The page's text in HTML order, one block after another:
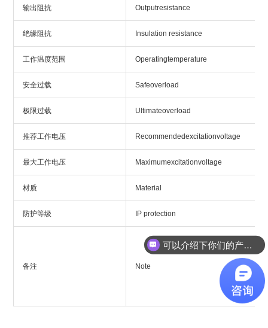
输出阻抗 Outputresistance
绝缘阻抗 Insulation resistance
工作温度范围 Operatingtemperature
安全过载 Safeoverload
极限过载 Ultimateoverload
推荐工作电压 Recommendedexcitationvoltage
最大工作电压 Maximumexcitationvoltage
材质 Material
防护等级 IP protection
备注 Note
可以介绍下你们的产品么？